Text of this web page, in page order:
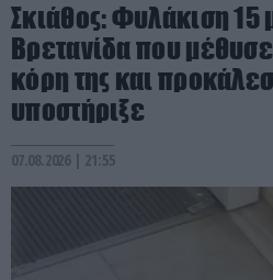
Σκιάθος: Φυλάκιση 15
Βρετανίδα που
κόρη της και
υποστήριξε
07.08.2026 | 21:55